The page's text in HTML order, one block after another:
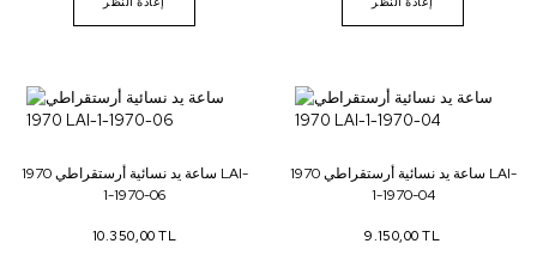
ساعة يد نسائية أرستقراطي 1970 LAI-
1-1970-06
10.350,00 TL
ساعة يد نسائية أرستقراطي 1970 LAI-
1-1970-04
9.150,00 TL